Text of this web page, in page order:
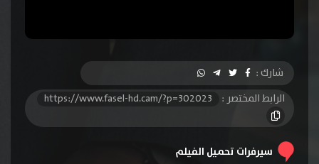
شارك :
الرابط المختصر :
https://www.fasel-hd.cam/?p=302023
سيرفرات تحميل الفيلم